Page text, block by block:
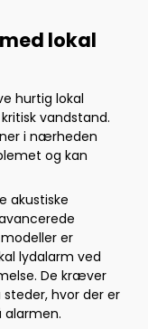
lokal
hurtig lokal
vandstand.
i nærheden
og kan
akustiske
modeller er
lydalarm ved
De kræver
hvor der er